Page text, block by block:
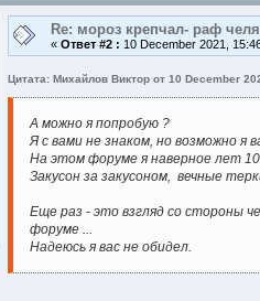
Re: мороз крепчал- раф
« Ответ #2 : 10 December 2021,
Цитата: Михайлов Виктор от 10 December
А можно я попробую ?
Я с вами не знаком, но возможно я
На этом форуме я наверное лет
Закусон за закусоном, вечные
Еще раз - это взгляд со стороны
форуме ...
Надеюсь я вас не обидел.